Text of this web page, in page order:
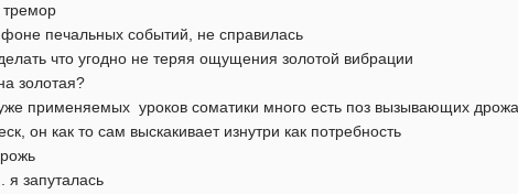
тремор
печальных событий, не справилась
что угодно не теряя ощущения золотой вибрации
золотая?
применяемых уроков соматики много есть поз вызывающих
он как то сам выскакивает изнутри как потребность
я запуталась